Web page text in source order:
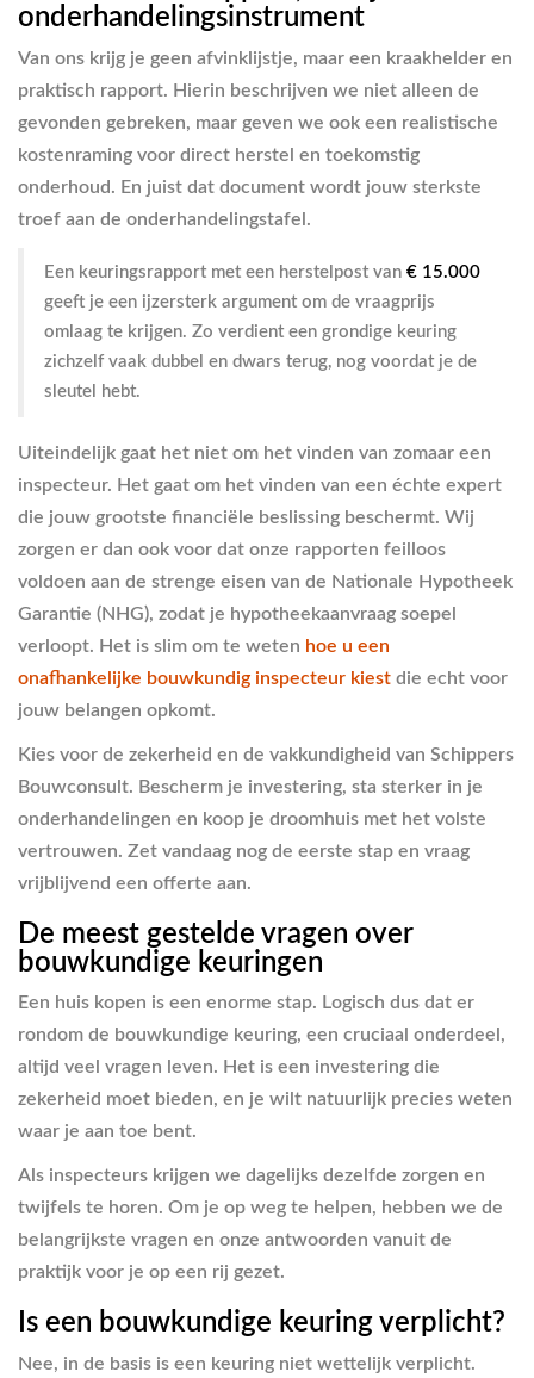
onderhandelingsinstrument
Van ons krijg je geen afvinklijstje, maar een kraakhelder en
praktisch rapport. Hierin beschrijven we niet alleen de
gevonden gebreken, maar geven we ook een realistische
kostenraming voor direct herstel en toekomstig
onderhoud. En juist dat document wordt jouw sterkste
troef aan de onderhandelingstafel.
Een keuringsrapport met een herstelpost van € 15.000
geeft je een ijzersterk argument om de vraagprijs
omlaag te krijgen. Zo verdient een grondige keuring
zichzelf vaak dubbel en dwars terug, nog voordat je de
sleutel hebt.
Uiteindelijk gaat het niet om het vinden van zomaar een
inspecteur. Het gaat om het vinden van een échte expert
die jouw grootste financiële beslissing beschermt. Wij
zorgen er dan ook voor dat onze rapporten feilloos
voldoen aan de strenge eisen van de Nationale Hypotheek
Garantie (NHG), zodat je hypotheekaanvraag soepel
verloopt. Het is slim om te weten hoe u een
onafhankelijke bouwkundig inspecteur kiest die echt voor
jouw belangen opkomt.
Kies voor de zekerheid en de vakkundigheid van Schippers
Bouwconsult. Bescherm je investering, sta sterker in je
onderhandelingen en koop je droomhuis met het volste
vertrouwen. Zet vandaag nog de eerste stap en vraag
vrijblijvend een offerte aan.
De meest gestelde vragen over
bouwkundige keuringen
Een huis kopen is een enorme stap. Logisch dus dat er
rondom de bouwkundige keuring, een cruciaal onderdeel,
altijd veel vragen leven. Het is een investering die
zekerheid moet bieden, en je wilt natuurlijk precies weten
waar je aan toe bent.
Als inspecteurs krijgen we dagelijks dezelfde zorgen en
twijfels te horen. Om je op weg te helpen, hebben we de
belangrijkste vragen en onze antwoorden vanuit de
praktijk voor je op een rij gezet.
Is een bouwkundige keuring verplicht?
Nee, in de basis is een keuring niet wettelijk verplicht.